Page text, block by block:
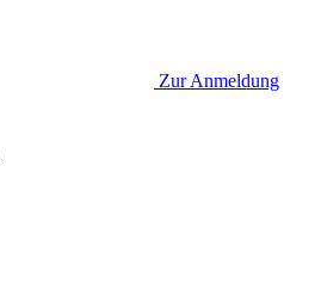
Zur Anmeldung